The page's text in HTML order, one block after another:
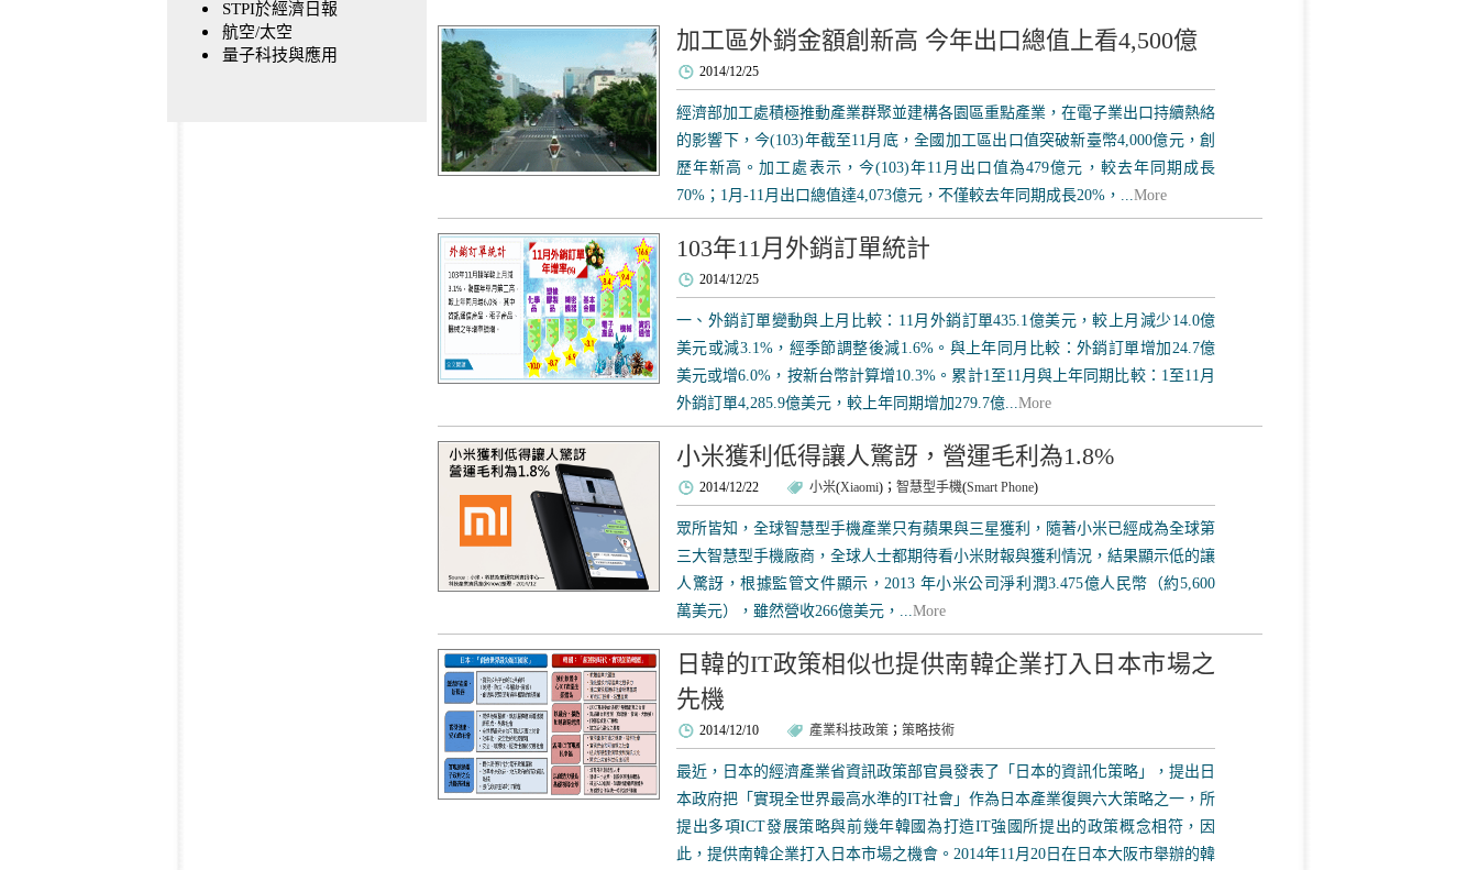
STPI於經濟日報
航空/太空
量子科技與應用
加工區外銷金額創新高 今年出口總值上看4,500億
2014/12/25
經濟部加工處積極推動產業群聚並建構各園區重點產業，在電子業出口持續熱絡
的影響下，今(103)年截至11月底，全國加工區出口值突破新臺幣4,000億元，創
歷年新高。加工處表示，今(103)年11月出口值為479億元，較去年同期成長
70%；1月-11月出口總值達4,073億元，不僅較去年同期成長20%，...More
103年11月外銷訂單統計
2014/12/25
一、外銷訂單變動與上月比較：11月外銷訂單435.1億美元，較上月減少14.0億
美元或減3.1%，經季節調整後減1.6%。與上年同月比較：外銷訂單增加24.7億
美元或增6.0%，按新台幣計算增10.3%。累計1至11月與上年同期比較：1至11月
外銷訂單4,285.9億美元，較上年同期增加279.7億...More
小米獲利低得讓人驚訝，營運毛利為1.8%
2014/12/22 小米(Xiaomi)； 智慧型手機(Smart Phone)
眾所皆知，全球智慧型手機產業只有蘋果與三星獲利，隨著小米已經成為全球第
三大智慧型手機廠商，全球人士都期待看小米財報與獲利情況，結果顯示低的讓
人驚訝，根據監管文件顯示，2013 年小米公司淨利潤3.475億人民幣（約5,600
萬美元），雖然營收266億美元，...More
日韓的IT政策相似也提供南韓企業打入日本市場之
先機
2014/12/10 產業科技政策 ； 策略技術
最近，日本的經濟產業省資訊政策部官員發表了「日本的資訊化策略」，提出日
本政府把「實現全世界最高水準的IT社會」作為日本產業復興六大策略之一，所
提出多項ICT發展策略與前幾年韓國為打造IT強國所提出的政策概念相符，因
此，提供南韓企業打入日本市場之機會。2014年11月20日在日本大阪市舉辦的韓